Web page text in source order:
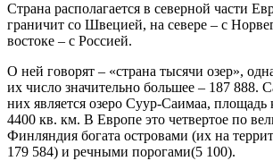
Страна располагается в северной части
граничит со Швецией, на севере – с
востоке – с Россией.
О ней говорят – «страна тысячи озер»,
их число значительно большее – 187 888.
них является озеро Суур-Саимаа, площадь
4400 кв. км. В Европе это четвертое по
Финляндия богата островами (их на
179 584) и речными порогами(5 100).